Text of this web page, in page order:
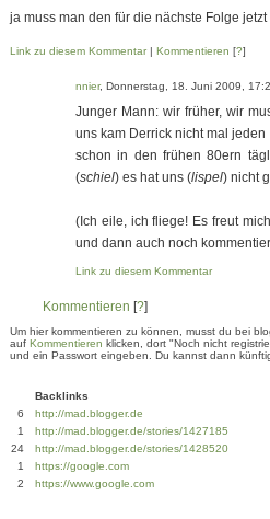
ja muss man den für die nächste Folge
Link zu diesem Kommentar| Kommentieren [?]
nnier, Donnerstag, 18. Juni 2009,
Junger Mann: wir früher, wir
uns kam Derrick nicht mal
schon in den frühen 80ern
(schiel) es hat uns (lispel) nicht
(Ich eile, ich fliege! Es freut
und dann auch noch
Link zu diesem Kommentar
Kommentieren [?]
Um hier kommentieren zu können, musst du bei
auf Kommentieren klicken, dort "Noch nicht
und ein Passwort eingeben. Du kannst dann
Backlinks
6
http://mad.blogger.de
1
http://mad.blogger.de/stories/1427185
24
http://mad.blogger.de/stories/1428520
1
https://google.com
2
https://www.google.com